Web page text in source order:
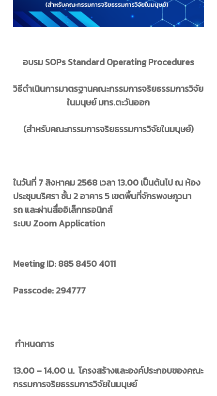
อบรมSOPs Standard Operating Procedures
วิธีดำเนินการมาตรฐานคณะกรรมการจริยธรรมการวิจัย
ในมนุษย์ มทร.ตะวันออก
(สำหรับคณะกรรมการจริยธรรมการวิจัยในมนุษย์)
ในวันที่ 7 สิงหาคม 2568 เวลา 13.00 เป็นต้นไป ณห้อง
ประชุมนริศรา ชั้น 2 อาคาร 5 เขตพื้นที่จักรพงษภูวนา
รถ และผ่านสื่ออิเล็กทรอนิกส์
ระบบ Zoom Application
Meeting ID: 885 8450 4011
Passcode: 294777
กำหนดการ
13.00 – 14.00 น. โครงสร้างและองค์ประกอบของคณะ
กรรมการจริยธรรมการวิจัยในมนุษย์